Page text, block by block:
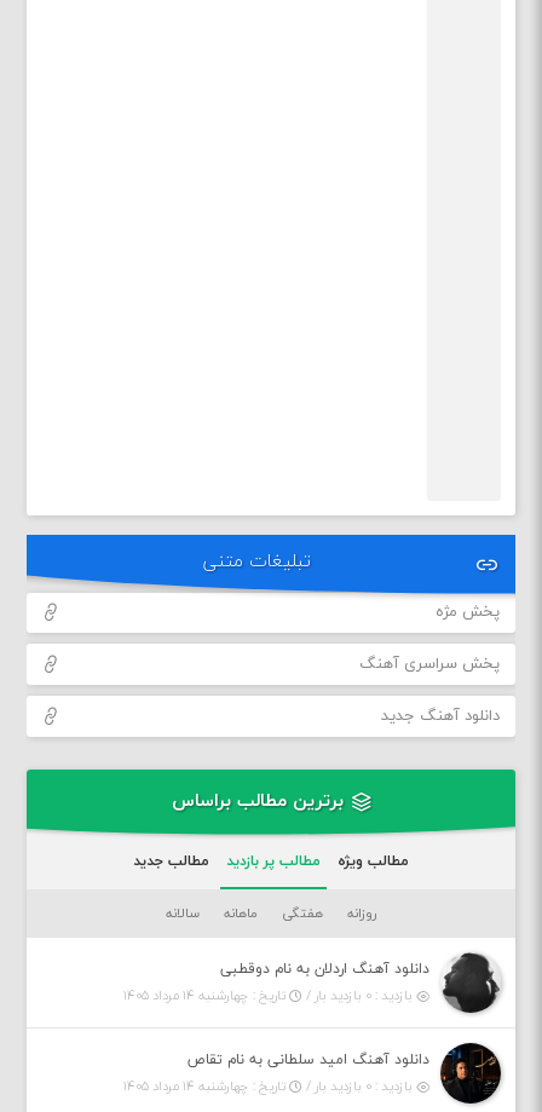
تبلیغات متنی
پخش مژه
پخش سراسری آهنگ
دانلود آهنگ جدید
برترین مطالب براساس
مطالب ویژه مطالب پر بازدید مطالب جدید
روزانه هفتگی ماهانه سالانه
دانلود آهنگ اردلان به نام دوقطبی
بازدید : ۰ بازدید بار /
تاریخ : چهارشنبه ۱۴ مرداد ۱۴۰۵
دانلود آهنگ امید سلطانی به نام تقاص
بازدید : ۰ بازدید بار /
تاریخ : چهارشنبه ۱۴ مرداد ۱۴۰۵